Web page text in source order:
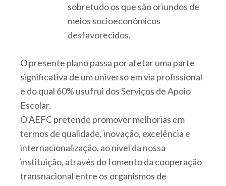
sobretudo os que são oriundos de
meios socioeconómicos
desfavorecidos.
O presente plano passa por afetar uma parte
significativa de um universo em via profissional
e do qual 60% usufrui dos Serviços de Apoio
Escolar.
O AEFC pretende promover melhorias em
termos de qualidade, inovação, excelência e
internacionalização, ao nível da nossa
instituição, através do fomento da cooperação
transnacional entre os organismos de